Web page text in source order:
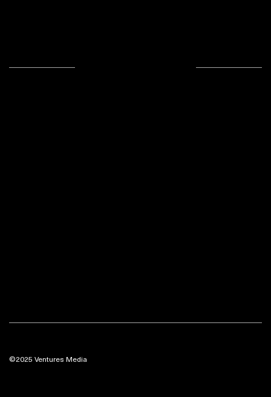
©2025 Ventures Media